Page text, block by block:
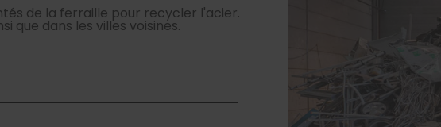
de la ferraille pour recycler l'acier.
que dans les villes voisines.